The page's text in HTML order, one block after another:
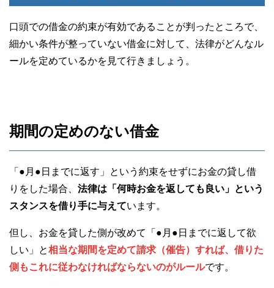
口頭での借金の約束が有効であることが判ったところで、
細かい条件が整っていない借金に対して、法律がどんなル
ールを定めているかを見て行きましょう。
期間の定めのない借金
「●月●日までに返す」という約束をせずにお金の貸し借
りをした場合、 法律は「何時お金を返しても良い」という
スタンスを借り手に与えています。
但し、お金を貸した側が改めて「●月●日までに返して欲
しい」と相当な期間を定めて請求（催告）すれば、借りた
側もこれに従わなければならないのがルールです。